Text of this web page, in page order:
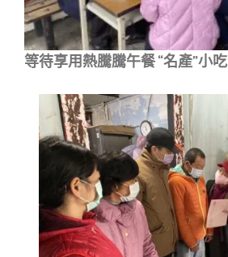
等待享用熱騰騰午餐 “名產”小吃